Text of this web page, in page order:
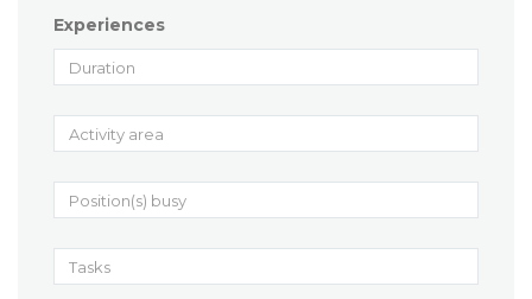
Experiences